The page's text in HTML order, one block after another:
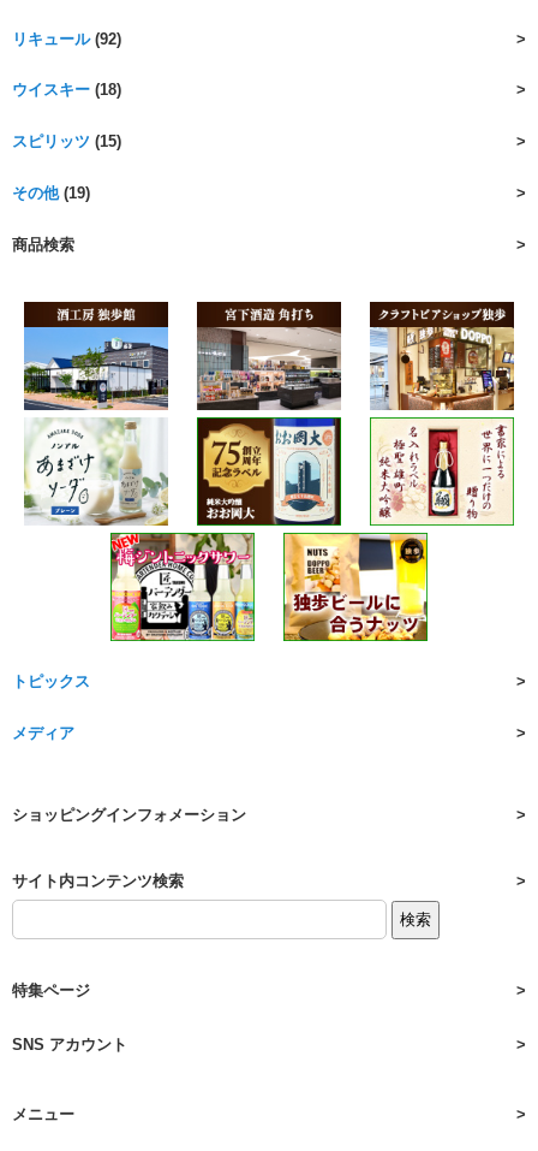
リキュール(92)
ウイスキー (18)
スピリッツ (15)
その他(19)
商品検索
トピックス
メディア
ショッピングインフォメーション
サイト内コンテンツ検索
特集ページ
SNS アカウント
メニュー